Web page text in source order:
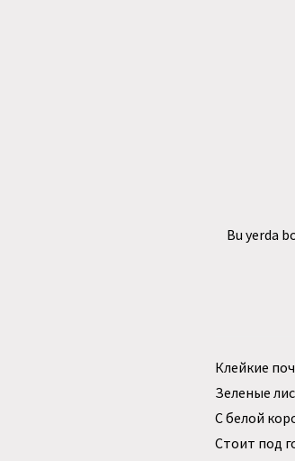
Bu yerda
Клейкие
Зеленые
С белой
Стоит под